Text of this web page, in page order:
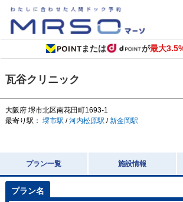
または が最大
瓦谷クリニック
大阪府 堺市北区南花田町1693-1
最寄り駅： 堺市駅 /河内松原駅 /新金岡駅
プラン一覧 施設情報